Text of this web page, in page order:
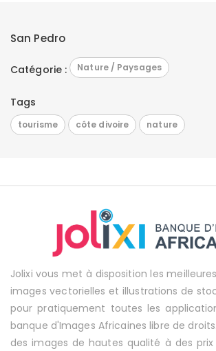
San Pedro
Catégorie : Nature / Paysages
Tags
tourisme côte divoire nature
Jolixi vous met à disposition les
images vectorielles et illustrations de
pour pratiquement toutes les
banque d'Images Africaines libre de
des images de hautes qualité à des prix